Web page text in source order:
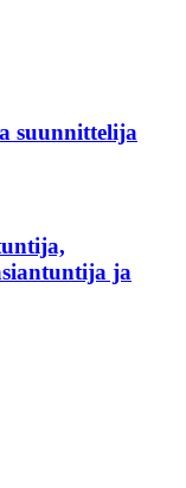
suunnittelija
ja